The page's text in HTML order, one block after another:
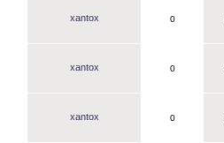
xantox 0
xantox 0
xantox 0